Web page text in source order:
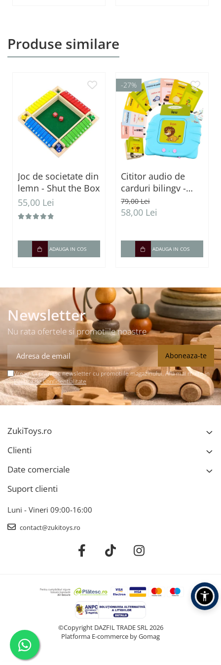
Produse similare
Joc de societate din
lemn - Shut the Box
55,00 Lei
ADAUGA IN COS
-27%
Cititor audio de
carduri bilingv -
Română & Engleză
Albastru (224
79,00 Lei
58,00 Lei
ADAUGA IN COS
Newsletter
Nu rata ofertele si promotiile noastre
Vreau sa primesc newsletter cu promotiile magazinului. Afla mai multe in
Politica de Confidentialitate
ZukiToys.ro
Clienti
Date comerciale
Suport clienti
Luni - Vineri 09:00-16:00
contact@zukitoys.ro
©Copyright DAZFIL TRADE SRL 2026
Platforma E-commerce by Gomag